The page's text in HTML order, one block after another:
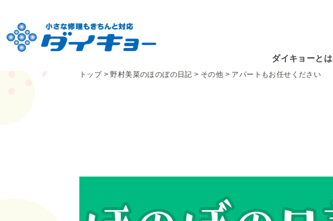
ダイキョーとは
トップ>野村美菜のほのぼの日記 > その他 > アパートもお任せください